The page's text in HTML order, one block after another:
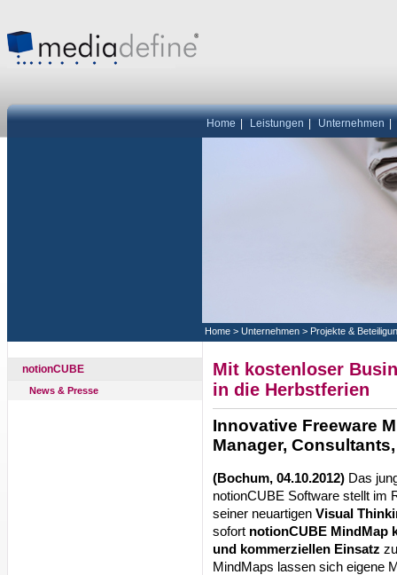
Home Leistungen Unternehmen
Home > Unternehmen > Projekte &
notionCUBE
News & Presse
Mit kostenloser
in die Herbstferien
Innovative Freeware
Manager,
(Bochum, 04.10.2012) Das
notionCUBE Software stellt im
seiner neuartigen Visual
sofort notionCUBE MindMap
und kommerziellen Einsatz
MindMaps lassen sich eigene